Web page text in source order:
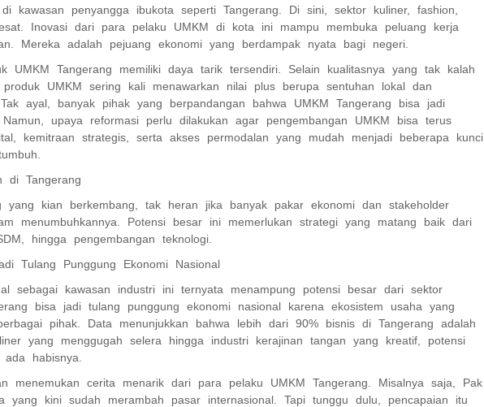
kawasan penyangga ibukota seperti Tangerang. Di sini, sektor kuliner, fashion,
Inovasi dari para pelaku UMKM di kota ini mampu membuka peluang kerja
Mereka adalah pejuang ekonomi yang berdampak nyata bagi negeri.
UMKM Tangerang memiliki daya tarik tersendiri. Selain kualitasnya yang tak kalah
UMKM sering kali menawarkan nilai plus berupa sentuhan lokal dan
ayal, banyak pihak yang berpandangan bahwa UMKM Tangerang bisa jadi
upaya reformasi perlu dilakukan agar pengembangan UMKM bisa terus
kemitraan strategis, serta akses permodalan yang mudah menjadi beberapa kunci
di Tangerang
yang kian berkembang, tak heran jika banyak pakar ekonomi dan stakeholder
menumbuhkannya. Potensi besar ini memerlukan strategi yang matang baik dari
hingga pengembangan teknologi.
Tulang Punggung Ekonomi Nasional
sebagai kawasan industri ini ternyata menampung potensi besar dari sektor
bisa jadi tulang punggung ekonomi nasional karena ekosistem usaha yang
pihak. Data menunjukkan bahwa lebih dari 90% bisnis di Tangerang adalah
yang menggugah selera hingga industri kerajinan tangan yang kreatif, potensi
habisnya.
menemukan cerita menarik dari para pelaku UMKM Tangerang. Misalnya saja, Pak
yang kini sudah merambah pasar internasional. Tapi tunggu dulu, pencapaian itu